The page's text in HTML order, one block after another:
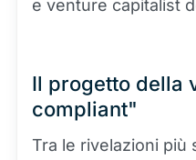
e venture capitalist
Il progetto della
compliant"
Tra le rivelazioni più